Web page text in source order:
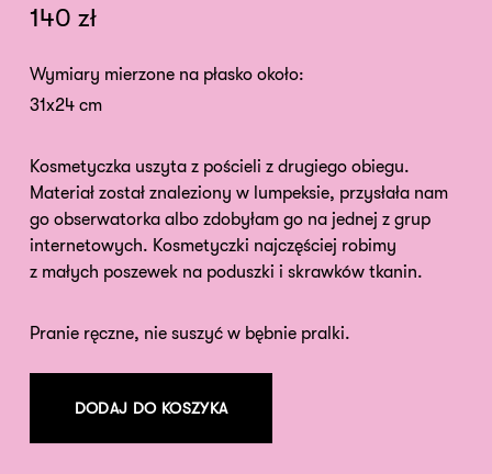
140 zł
Wymiary mierzone na płasko około:
31x24 cm
Kosmetyczka uszyta z pościeli z drugiego obiegu.
Materiał został znaleziony w lumpeksie, przysłała nam
go obserwatorka albo zdobyłam go na jednej z grup
internetowych. Kosmetyczki najczęściej robimy
z małych poszewek na poduszki i skrawków tkanin.
Pranie ręczne, nie suszyć w bębnie pralki.
DODAJ DO KOSZYKA